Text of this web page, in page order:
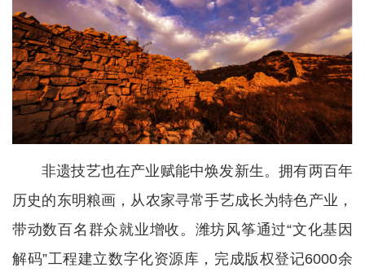
非遗技艺也在产业赋能中焕发新生。拥有两百年
历史的东明粮画，从农家寻常手艺成长为特色产业，
带动数百名群众就业增收。潍坊风筝通过“文化基因
解码”工程建立数字化资源库，完成版权登记6000余